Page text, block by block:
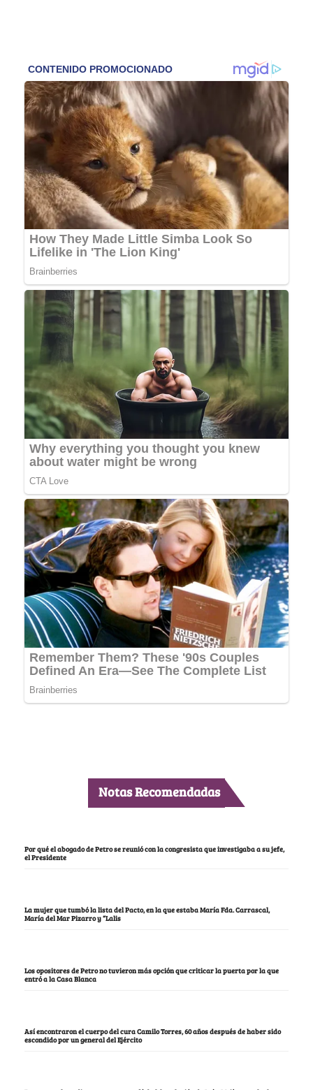
Notas Recomendadas
Por qué el abogado de Petro se reunió con la congresista que investigaba a su jefe,
el Presidente
La mujer que tumbó la lista del Pacto, en la que estaba María Fda. Carrascal,
María del Mar Pizarro y “Lalis
Los opositores de Petro no tuvieron más opción que criticar la puerta por la que
entró a la Casa Blanca
Así encontraron el cuerpo del cura Camilo Torres, 60 años después de haber sido
escondido por un general del Ejército